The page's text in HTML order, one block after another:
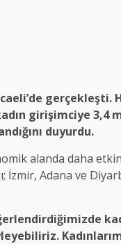
girişimciye 3,4
duyurdu.
alanda daha
Adana ve